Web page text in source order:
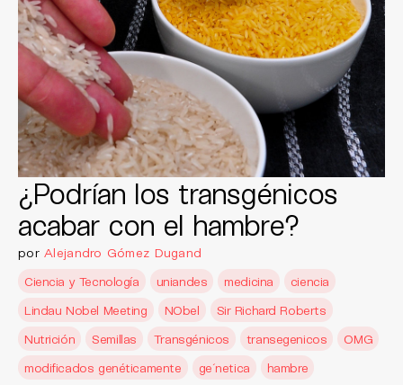
¿Podrían los transgénicos
acabar con el hambre?
porAlejandro Gómez Dugand
Ciencia y Tecnología
uniandes medicina
ciencia
Lindau Nobel Meeting
NObel
Sir Richard Roberts
Nutrición
Semillas Transgénicos transegenicos
OMG
modificados genéticamente
ge´netica hambre